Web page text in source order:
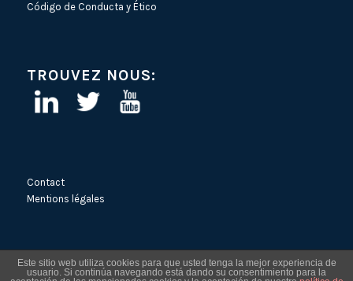
Código de Conducta y Ético
TROUVEZ NOUS:
Contact
Mentions légales
Este sitio web utiliza cookies para que usted tenga la mejor experiencia de
usuario. Si continúa navegando está dando su consentimiento para la